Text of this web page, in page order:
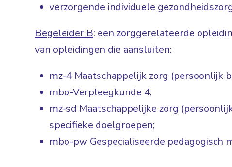
verzorgende individuele
Begeleider B: een zorggerelateerde
van opleidingen die aansluiten:
mz-4 Maatschappelijk zorg (persoonlijk
mbo-Verpleegkunde 4;
mz-sd Maatschappelijke zorg
specifieke doelgroepen;
mbo-pw Gespecialiseerde pedagogisch